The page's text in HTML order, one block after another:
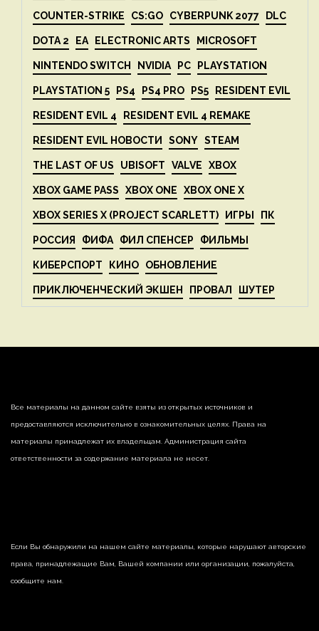
COUNTER-STRIKE CS:GO CYBERPUNK 2077 DLC
DOTA 2 EA ELECTRONIC ARTS MICROSOFT
NINTENDO SWITCH NVIDIA PC PLAYSTATION
PLAYSTATION 5 PS4 PS4 PRO PS5 RESIDENT EVIL
RESIDENT EVIL 4 RESIDENT EVIL 4 REMAKE
RESIDENT EVIL НОВОСТИ SONY STEAM
THE LAST OF US UBISOFT VALVE XBOX
XBOX GAME PASS XBOX ONE XBOX ONE X
XBOX SERIES X (PROJECT SCARLETT) ИГРЫ ПК
РОССИЯ ФИФА ФИЛ СПЕНСЕР ФИЛЬМЫ
КИБЕРСПОРТ КИНО ОБНОВЛЕНИЕ
ПРИКЛЮЧЕНЧЕСКИЙ ЭКШЕН ПРОВАЛ ШУТЕР
Все материалы на данном сайте взяты из открытых источников и
предоставляются исключительно в ознакомительных целях. Права на
материалы принадлежат их владельцам. Администрация сайта
ответственности за содержание материала не несет.
Если Вы обнаружили на нашем сайте материалы, которые нарушают авторские
права, принадлежащие Вам, Вашей компании или организации, пожалуйста,
сообщите нам.